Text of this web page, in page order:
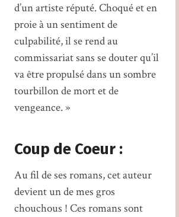
d’un artiste réputé. Choqué et en
proie à un sentiment de
culpabilité, il se rend au
commissariat sans se douter qu’il
va être propulsé dans un sombre
tourbillon de mort et de
vengeance. »
Coup de Coeur :
Au fil de ses romans, cet auteur
devient un de mes gros
chouchous ! Ces romans sont